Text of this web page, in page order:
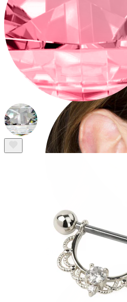
Vattentätt
Öronpiercings
Örsnibb